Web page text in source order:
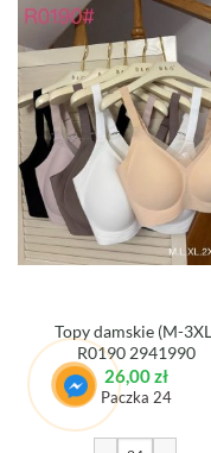
Topy damskie (M-
R0190 2941990
26,00zł
Paczka 24